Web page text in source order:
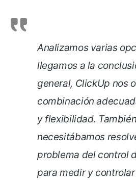
Analizamos varias
llegamos a la
general, ClickUp nos
combinación
y flexibilidad. También
necesitábamos
problema del control
para medir y